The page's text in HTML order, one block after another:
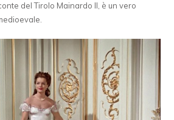
del Tirolo Mainardo II, è un vero